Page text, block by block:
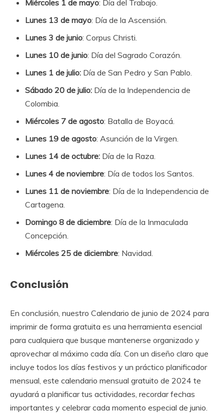
Miércoles 1 de mayo: Día del Trabajo.
Lunes 13 de mayo: Día de la Ascensión.
Lunes 3 de junio: Corpus Christi.
Lunes 10 de junio: Día del Sagrado Corazón.
Lunes 1 de julio: Día de San Pedro y San Pablo.
Sábado 20 de julio: Día de la Independencia de
Colombia.
Miércoles 7 de agosto: Batalla de Boyacá.
Lunes 19 de agosto: Asunción de la Virgen.
Lunes 14 de octubre: Día de la Raza.
Lunes 4 de noviembre: Día de todos los Santos.
Lunes 11 de noviembre: Día de la Independencia de
Cartagena.
Domingo 8 de diciembre: Día de la Inmaculada
Concepción.
Miércoles 25 de diciembre: Navidad.
Conclusión
En conclusión, nuestro Calendario de junio de 2024 para
imprimir de forma gratuita es una herramienta esencial
para cualquiera que busque mantenerse organizado y
aprovechar al máximo cada día. Con un diseño claro que
incluye todos los días festivos y un práctico planificador
mensual, este calendario mensual gratuito de 2024 te
ayudará a planificar tus actividades, recordar fechas
importantes y celebrar cada momento especial de junio.